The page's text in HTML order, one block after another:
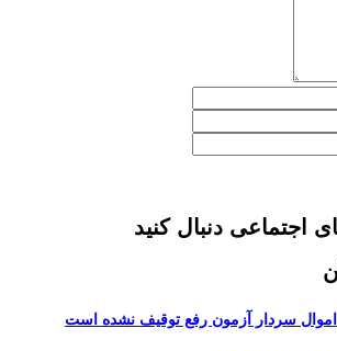
اجتماعی دنبال کنید
اموال سردار آزمون رفع توقیف نشده است